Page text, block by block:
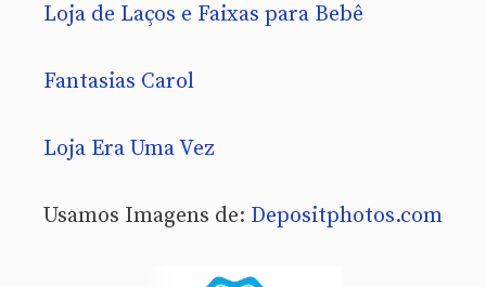
Loja de Laços e Faixas para Bebê
Fantasias Carol
Loja Era Uma Vez
Usamos Imagens de: Depositphotos.com